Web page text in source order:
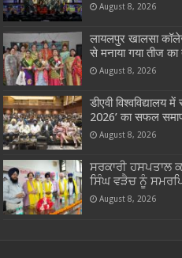
August 8, 2026
लायलपुर खालसा
से मनाया गया तीज का
August 8, 2026
डीएवी विश्वविद्यालय
2026’ का सफल
August 8, 2026
ਸਰਕਾਰੀ ਹਸਪਤਾਲ
ਸਿੰਘ ਵੜੈਚ ਨੂੰ
August 8, 2026